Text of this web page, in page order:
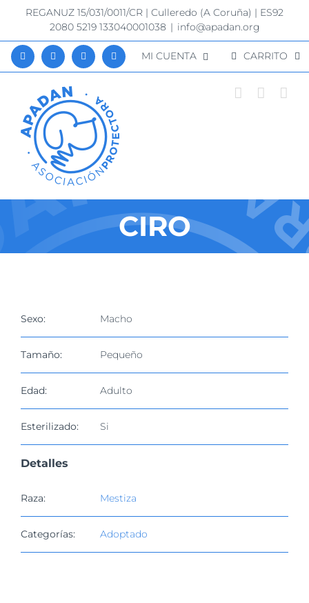
Saltar
contenido
REGANUZ 15/031/0011/CR | Culleredo (A Coruña) | ES92
2080 5219 133040001038 | info@apadan.org
MI CUENTA CARRITO
CIRO
imagen
Sexo: Macho
Tamaño: Pequeño
Edad: Adulto
Esterilizado: Si
Detalles
Raza: Mestiza
Categorías: Adoptado